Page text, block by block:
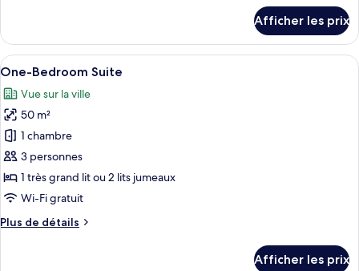
Chambre
supérieure
Afficher les prix
Afficher
toutes
les
photos
pour
ce
type
de
chambre :
One-
Une chambre d’hôtel équipée d’un
5
One-Bedroom Suite
Vue sur la ville
50 m²
1 chambre
3 personnes
1 très grand lit ou 2 lits jumeaux
Wi-Fi gratuit
Plus de détails
Plus
Afficher les prix